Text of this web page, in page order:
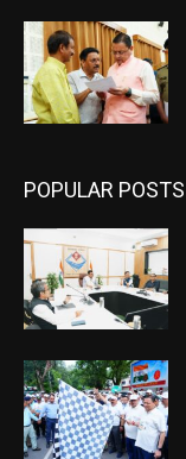
POPULAR POSTS